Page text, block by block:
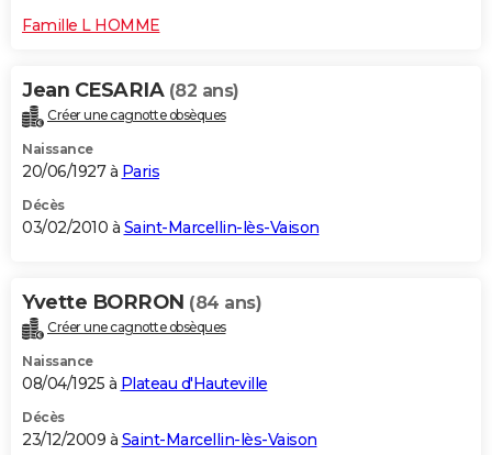
Famille L HOMME
Jean CESARIA (82 ans)
Créer une cagnotte obsèques
Naissance
20/06/1927 à Paris
Décès
03/02/2010 à Saint-Marcellin-lès-Vaison
Yvette BORRON (84 ans)
Créer une cagnotte obsèques
Naissance
08/04/1925 à Plateau d'Hauteville
Décès
23/12/2009 à Saint-Marcellin-lès-Vaison